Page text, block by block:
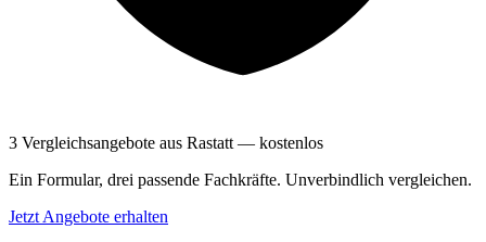
3 Vergleichsangebote aus Rastatt — kostenlos
Ein Formular, drei passende Fachkräfte. Unverbindlich vergleichen.
Jetzt Angebote erhalten